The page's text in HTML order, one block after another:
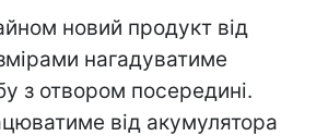
новий продукт від
нагадуватиме
з отвором посередині.
від акумулятора